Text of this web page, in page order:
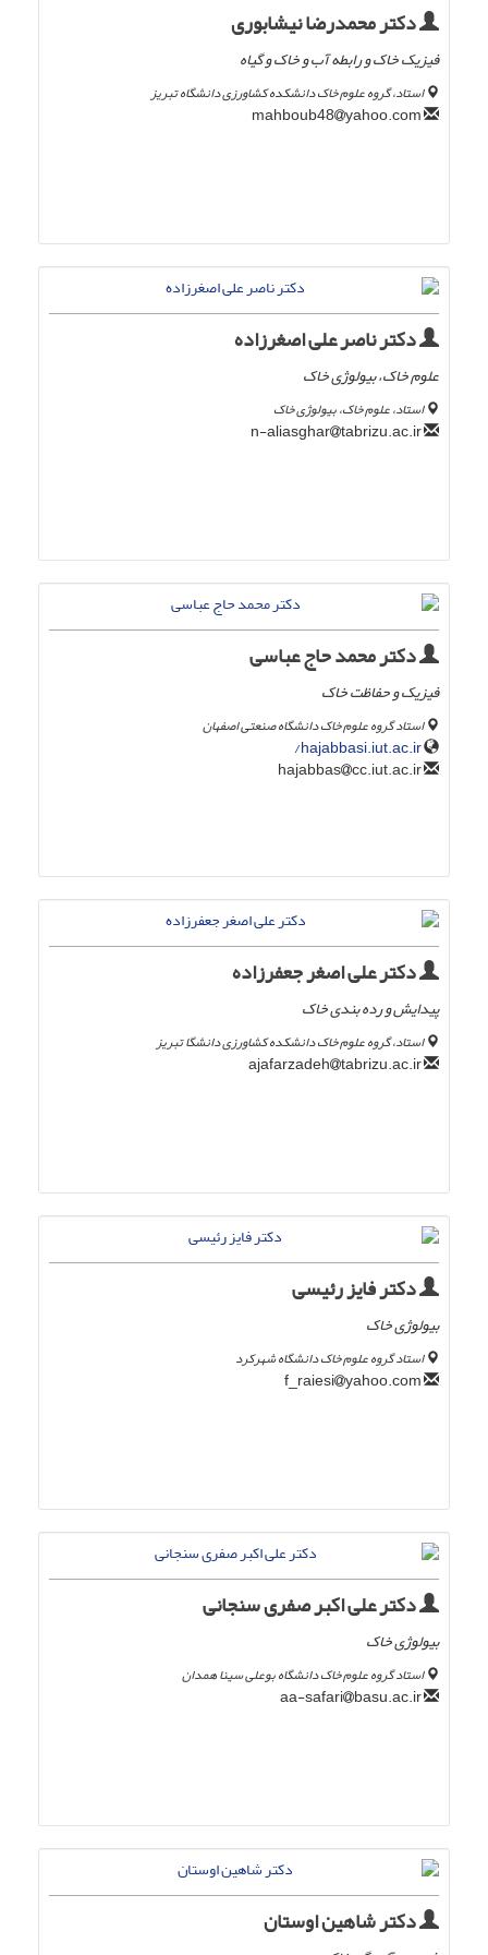
دکتر محمدرضا نیشابوری
فیزیک خاک و رابطه آب و خاک و گیاه
استاد، گروه علوم خاک دانشکده کشاورزی دانشگاه تبریز
yahoo.com
دکتر ناصر علی اصغرزاده
علوم خاک، بیولوژی خاک
استاد، علوم خاک، بیولوژی خاک
tabrizu.ac.ir
دکتر محمد حاج عباسی
فیزیک و حفاظت خاک
استاد گروه علوم خاک دانشگاه صنعتی اصفهان
hajabbasi.iut.ac.ir/
cc.iut.ac.ir
دکتر علی اصغر جعفرزاده
پیدایش و رده بندی خاک
استاد، گروه علوم خاک دانشکده کشاورزی دانشگا تبریز
tabrizu.ac.ir
دکتر فایز رئیسی
بیولوژی خاک
استاد گروه علوم خاک دانشگاه شهرکرد
yahoo.com
دکتر علی اکبر صفری سنجانی
بیولوژی خاک
استاد گروه علوم خاک دانشگاه بوعلی سینا همدان
basu.ac.ir
دکتر شاهین اوستان